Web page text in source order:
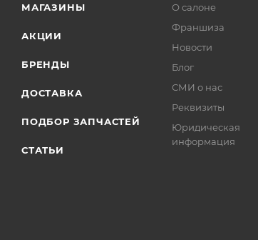
МАГАЗИНЫ
АКЦИИ
БРЕНДЫ
ДОСТАВКА
ПОДБОР ЗАПЧАСТЕЙ
СТАТЬИ
О салоне
Франшиза
Новости
Блог
СМИ о нас
Реквизиты
Юридическая
информация